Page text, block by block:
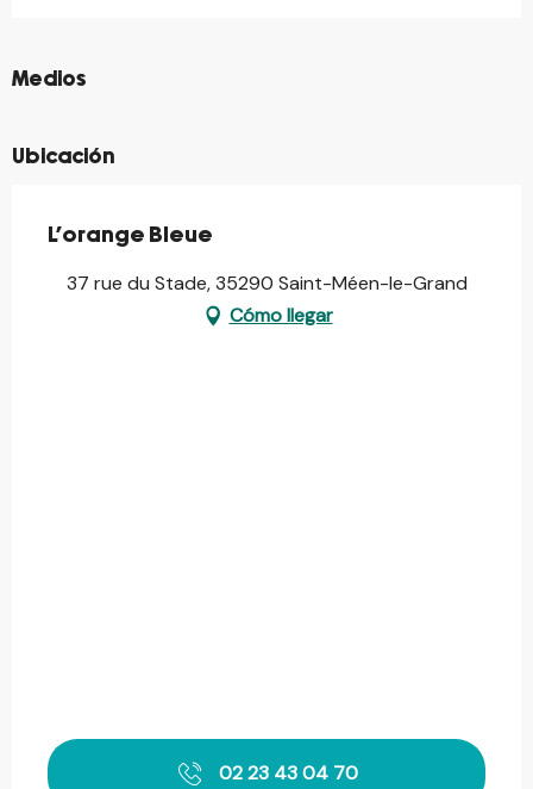
Medios
©
Ubicación
L'orange Bleue
37 rue du Stade, 35290 Saint-Méen-le-Grand
Cómo llegar
02 23 43 04 70